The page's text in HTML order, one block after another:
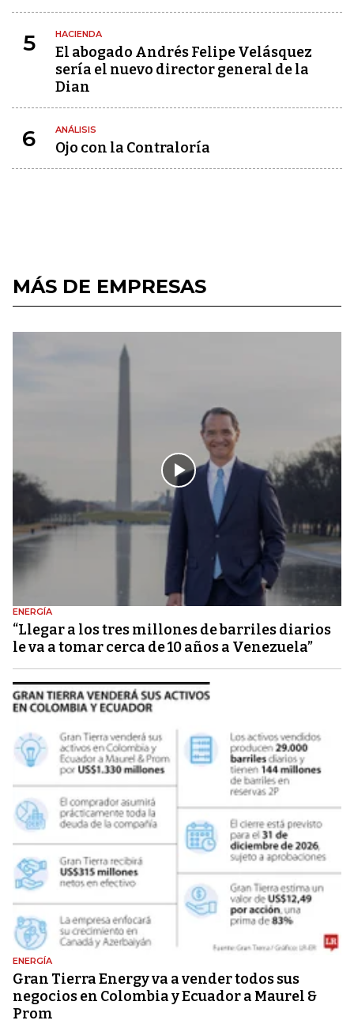
5 HACIENDA
El abogado Andrés Felipe Velásquez
sería el nuevo director general de la
Dian
6 ANÁLISIS
Ojo con la Contraloría
MÁS DE EMPRESAS
ENERGÍA
“Llegar a los tres millones de barriles diarios
le va a tomar cerca de 10 años a Venezuela”
ENERGÍA
Gran Tierra Energy va a vender todos sus
negocios en Colombia y Ecuador a Maurel &
Prom